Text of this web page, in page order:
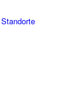
Standorte